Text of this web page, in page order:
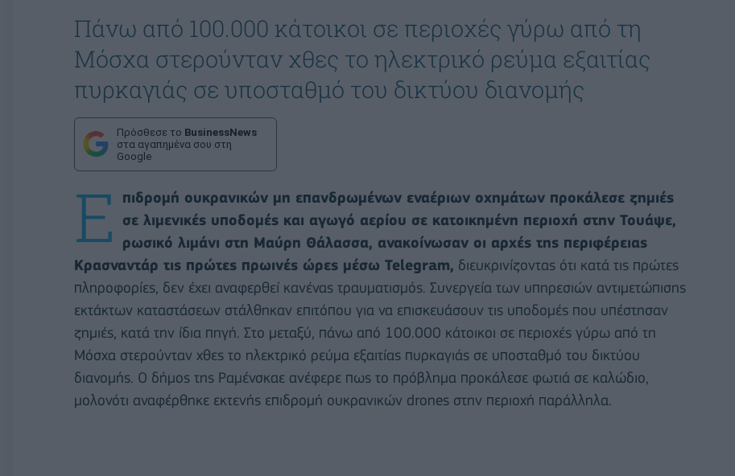
Πάνω από 100.000 κάτοικοι σε περιοχές γύρω από τη
Μόσχα στερούνταν χθες το ηλεκτρικό ρεύμα εξαιτίας
πυρκαγιάς σε υποσταθμό του δικτύου διανομής
Πρόσθεσε το BusinessNews
στα αγαπημένα σου στη
Google
Ε
πιδρομή ουκρανικών μη επανδρωμένων εναέριων οχημάτων προκάλεσε ζημιές
σε λιμενικές υποδομές και αγωγό αερίου σε κατοικημένη περιοχή στην Τουάψε,
ρωσικό λιμάνι στη Μαύρη Θάλασσα, ανακοίνωσαν οι αρχές της περιφέρειας
Κρασναντάρ τις πρώτες πρωινές ώρες μέσω Telegram, διευκρινίζοντας ότι κατά τις πρώτες
πληροφορίες, δεν έχει αναφερθεί κανένας τραυματισμός. Συνεργεία των υπηρεσιών αντιμετώπισης
εκτάκτων καταστάσεων στάλθηκαν επιτόπου για να επισκευάσουν τις υποδομές που υπέστησαν
ζημιές, κατά την ίδια πηγή. Στο μεταξύ, πάνω από 100.000 κάτοικοι σε περιοχές γύρω από τη
Μόσχα στερούνταν χθες το ηλεκτρικό ρεύμα εξαιτίας πυρκαγιάς σε υποσταθμό του δικτύου
διανομής. Ο δήμος της Ραμένσκαε ανέφερε πως το πρόβλημα προκάλεσε φωτιά σε καλώδιο,
μολονότι αναφέρθηκε εκτενής επιδρομή ουκρανικών drones στην περιοχή παράλληλα.